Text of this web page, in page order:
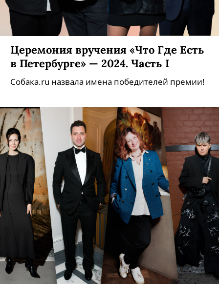
Церемония вручения «Что Где Есть
в Петербурге» — 2024. Часть I
Собака.ru назвала имена победителей премии!